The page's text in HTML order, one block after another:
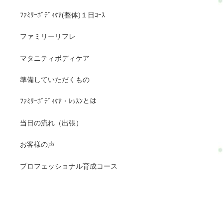
ﾌｧﾐﾘｰﾎﾞﾃﾞｨｹｱ(整体)１日ｺｰｽ
ファミリーリフレ
マタニティボディケア
準備していただくもの
ﾌｧﾐﾘｰﾎﾞﾃﾞｨｹｱ・ﾚｯｽﾝとは
当日の流れ（出張）
お客様の声
プロフェッショナル育成コース